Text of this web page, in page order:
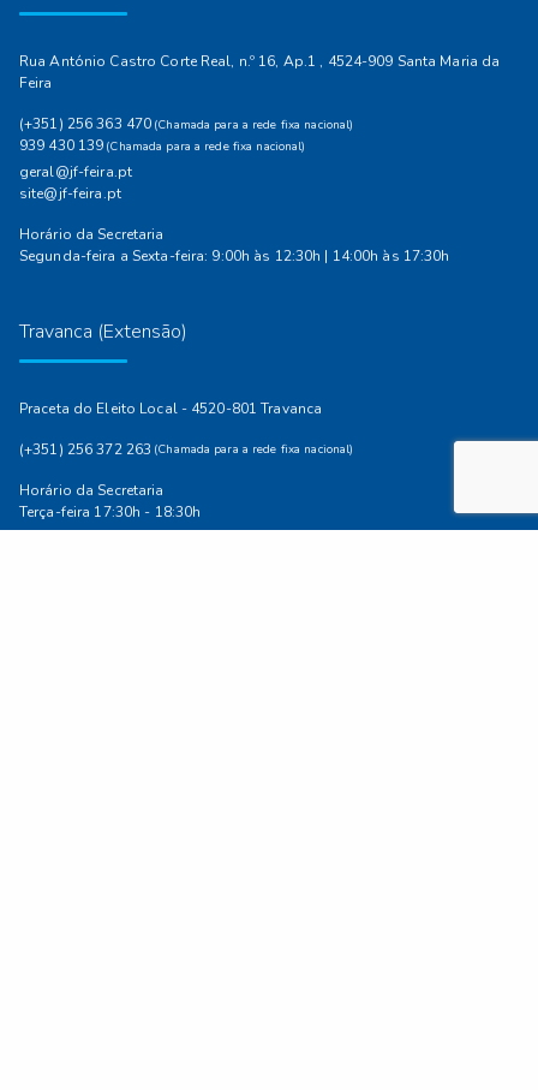
Rua António Castro Corte Real, n.º 16, Ap.1 , 4524-909 Santa Maria da
Feira
(+351) 256 363 470 (Chamada para a rede fixa nacional)
939 430 139 (Chamada para a rede fixa nacional)
geral@jf-feira.pt
site@jf-feira.pt
Horário da Secretaria
Segunda-feira a Sexta-feira: 9:00h às 12:30h | 14:00h às 17:30h
Travanca (Extensão)
Praceta do Eleito Local - 4520-801 Travanca
(+351) 256 372 263 (Chamada para a rede fixa nacional)
Horário da Secretaria
Terça-feira 17:30h - 18:30h